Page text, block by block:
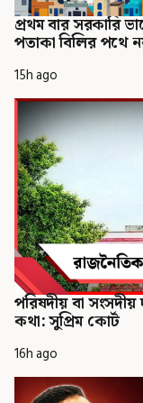
প্রথম বার সরকারি
পতাকা বিলির পথে
15h ago
পরিষদীয় বা
কথা: সুপ্রিম কোর্ট
16h ago